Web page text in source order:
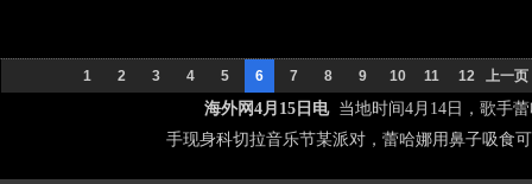
1 2 3 4 5 6 7 8 9 10 11 12 上一页
海外网4月15日电当地时间4月14日，歌手
手现身科切拉音乐节某派对，蕾哈娜用鼻子吸食